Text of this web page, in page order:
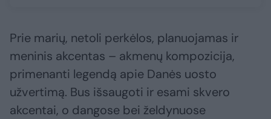
Prie marių, netoli perkėlos, planuojamas ir
meninis akcentas – akmenų kompozicija,
primenanti legendą apie Danės uosto
užvertimą. Bus išsaugoti ir esami skvero
akcentai, o dangose bei želdynuose